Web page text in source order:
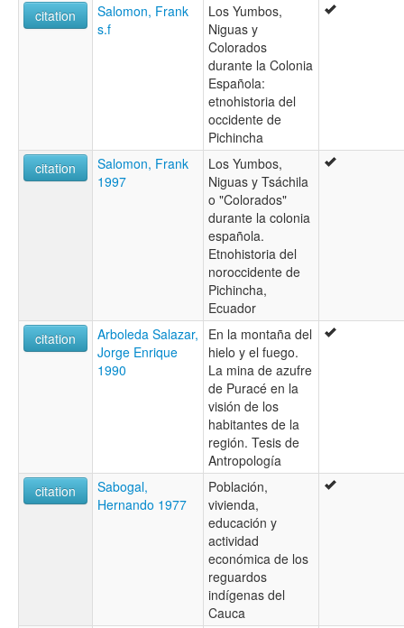
citation
Salomon, Frank
s.f
Los Yumbos,
Niguas y
Colorados
durante la Colonia
Española:
etnohistoria del
occidente de
Pichincha
citation
Salomon, Frank
1997
Los Yumbos,
Niguas y Tsáchila
o "Colorados"
durante la colonia
española.
Etnohistoria del
noroccidente de
Pichincha,
Ecuador
citation
Arboleda Salazar,
Jorge Enrique
1990
En la montaña del
hielo y el fuego.
La mina de azufre
de Puracé en la
visión de los
habitantes de la
región. Tesis de
Antropología
citation
Sabogal,
Hernando 1977
Población,
vivienda,
educación y
actividad
económica de los
reguardos
indígenas del
Cauca